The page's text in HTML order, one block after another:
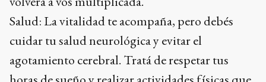
Salud: La vitalidad te acompaña, pero debés
cuidar tu salud neurológica y evitar el
agotamiento cerebral. Tratá de respetar tus